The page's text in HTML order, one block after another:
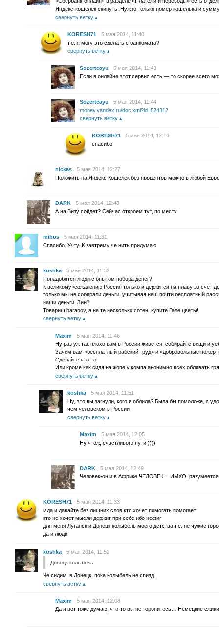
Яндекс-кошелек скинуть. Нужно только номер кошелька и
свернуть ветку
KORESH71
5 мая 2014, 11:40
т.е. я могу это сделать с банкомата?
свернуть ветку
Sozertcayu
5 мая 2014, 11:43
Если в онлайне этот сервис есть — то скорее всего
Sozertcayu
5 мая 2014, 11:44
money.yandex.ru/doc.xml?id=524312
свернуть ветку
KORESH71
5 мая 2014, 12:16
спасибо
nickas
5 мая 2014, 12:27
Положить на Яндекс Кошелек без процентов можно в любой
DARK
5 мая 2014, 12:48
А на Визу сойдет? Сейчас откроем тут, по месту
mihos
5 мая 2014, 11:31
Спасибо. Учту. К завтрему че нить придумаю
koshka
5 мая 2014, 11:32
Понадобятся люди с опытом побора денег?
К великому«сожалению Россия только и держится на плаву за счет
только мы не собирали деньги, учитывая наш почти бесплатный
наши деньги, Зин?
Товарищ baranov, а на те несколько сотен, купите Гале цветы!
свернуть ветку
Maxim
5 мая 2014, 11:46
Ну раз уж так плохо вам в России живется, собирайте вещи и
Зачем вам «бесплатный рабский труд» и «добровольные
Сделайте что-то.
Или кроме как сидя на жопе у компа анонимно всех обливать
свернуть ветку
koshka
5 мая 2014, 11:51
Ну, это вы загнули, кого я облила? Была бы помоложе, с
чем человеком в России
свернуть ветку
Maxim
5 мая 2014, 12:05
Ну чтож, счастливого пути ))))
DARK
5 мая 2014, 12:49
Человек-он и в Африке ЧЕЛОВЕК… ИМХО, разумеется
KORESH71
5 мая 2014, 11:33
мда и давайте без лишних слов кто хочет помогать помогает
кто не хочет мысли держит при себе ибо нефиг
для меня Луганск и Донецк колыбель моего детства т.е. не чужие
да и люди
koshka
5 мая 2014, 11:52
Донецк колыбель
Че сидим, в Донецк, пока колыбель не спизд…
свернуть ветку
Maxim
5 мая 2014, 12:08
Да я вот тоже думаю, что-то вы не торопитесь… Немецкие